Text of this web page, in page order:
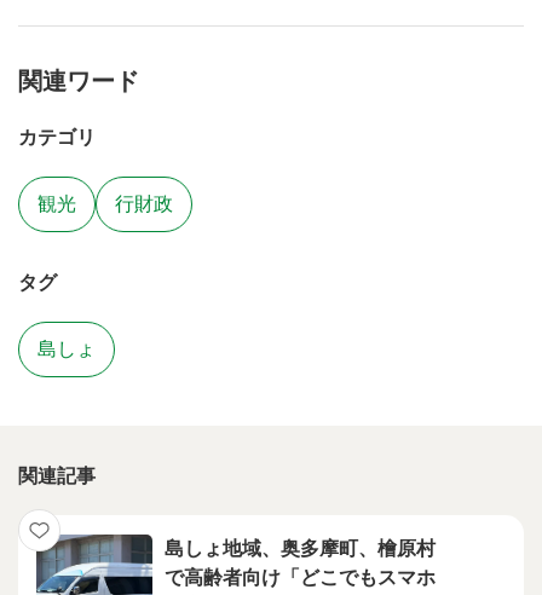
関連ワード
カテゴリ
観光 行財政
タグ
島しょ
関連記事
島しょ地域、奥多摩町、檜原村
で高齢者向け「どこでもスマホ